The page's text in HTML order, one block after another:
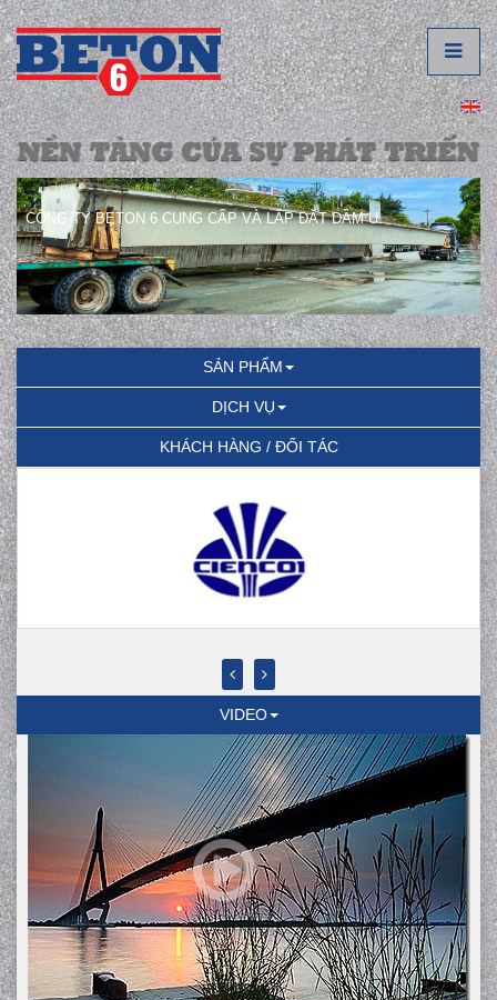
CÔNG TY BETON 6 CUNG CẤP VÀ LẮP ĐẶT DẦM U.
SẢN PHẨM
DỊCH VỤ
KHÁCH HÀNG / ĐỐI TÁC
VIDEO